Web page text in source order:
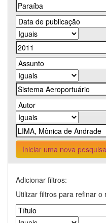
Iniciar uma nova pesquisa
Adicionar filtros:
Utilizar filtros para refinar o